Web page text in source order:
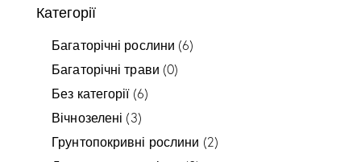
Категорії
Багаторічні рослини (6)
Багаторічні трави (0)
Без категорії (6)
Вічнозелені (3)
Грунтопокривні рослини (2)